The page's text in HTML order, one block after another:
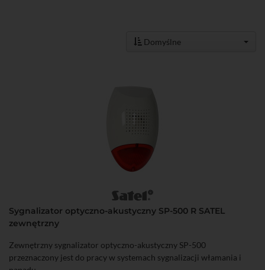
Domyślne
Sygnalizator optyczno-akustyczny SP-500 R SATEL
zewnętrzny
Zewnętrzny sygnalizator optyczno-akustyczny SP-500
przeznaczony jest do pracy w systemach sygnalizacji włamania i